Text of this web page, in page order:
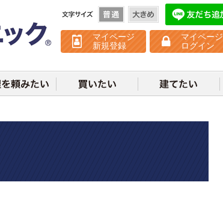
不動産クリニック
マイページ
新規登録
マイページ
ログイン